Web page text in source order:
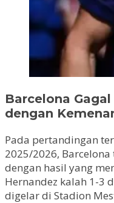
Barcelona
dengan
Pada pertandingan
2025/2026,
dengan hasil yang
Hernandez kalah 1-3
digelar di Stadion